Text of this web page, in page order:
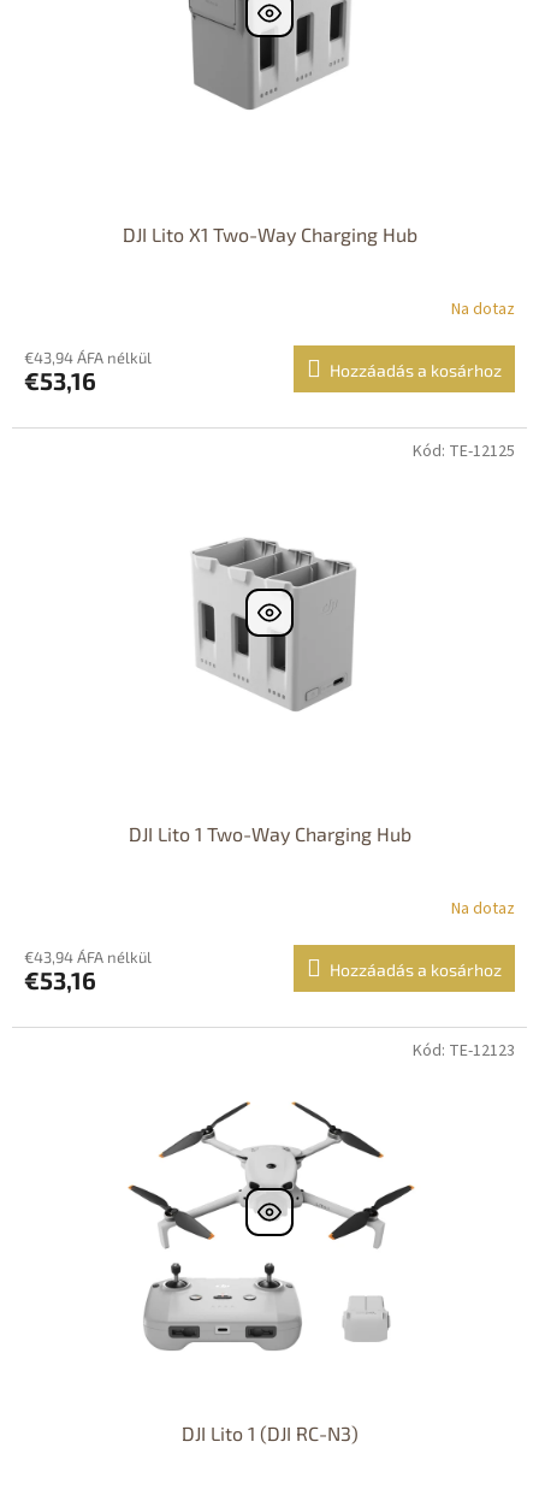
DJI Lito X1 Two-Way Charging Hub
Na dotaz
€43,94 ÁFA nélkül
€53,16 Hozzáadás a kosárhoz
DJI Lito 1 Two-Way Charging Hub
Na dotaz
€43,94 ÁFA nélkül
€53,16 Hozzáadás a kosárhoz
Kód: TE-12125
DJI Lito 1 (DJI RC-N3)
Kód: TE-12123